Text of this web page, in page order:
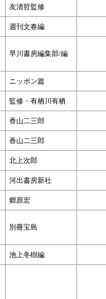
友清哲監修
週刊文春編
早川書房編集部/編
ニッポン篇
監修・有栖川有栖
香山二三郎
香山二三郎
北上次郎
河出書房新社
郷原宏
別冊宝島
池上冬樹編